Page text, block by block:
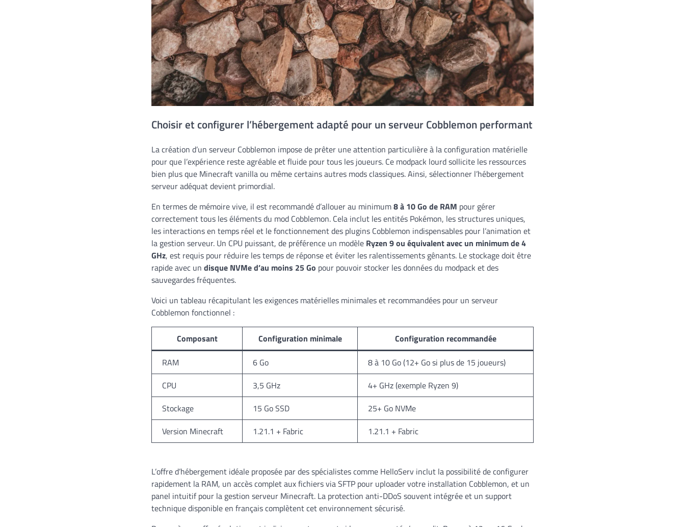
Choisir et configurer l’hébergement adapté pour un serveur Cobblemon performant
La création d’un serveur Cobblemon impose de prêter une attention particulière à la configuration matérielle
pour que l’expérience reste agréable et fluide pour tous les joueurs. Ce modpack lourd sollicite les ressources
bien plus que Minecraft vanilla ou même certains autres mods classiques. Ainsi, sélectionner l’hébergement
serveur adéquat devient primordial.
En termes de mémoire vive, il est recommandé d’allouer au minimum8 à 10 Go de RAM pour gérer
correctement tous les éléments du mod Cobblemon. Cela inclut les entités Pokémon, les structures uniques,
les interactions en temps réel et le fonctionnement des plugins Cobblemon indispensables pour l’animation et
la gestion serveur. Un CPU puissant, de préférence un modèle Ryzen 9 ou équivalent avec un minimum de 4
GHz, est requis pour réduire les temps de réponse et éviter les ralentissements gênants. Le stockage doit être
rapide avec un disque NVMe d’au moins 25 Go pour pouvoir stocker les données du modpack et des
sauvegardes fréquentes.
Voici un tableau récapitulant les exigences matérielles minimales et recommandées pour un serveur
Cobblemon fonctionnel :
Composant Configuration minimale
Configuration recommandée
RAM
6 Go
8 à 10 Go (12+ Go si plus de 15 joueurs)
CPU
3,5 GHz
4+ GHz (exemple Ryzen 9)
Stockage
15 Go SSD
25+ Go NVMe
Version Minecraft
1.21.1 + Fabric 1.21.1 + Fabric
L’offre d’hébergement idéale proposée par des spécialistes comme HelloServ inclut la possibilité de configurer
rapidement la RAM, un accès complet aux fichiers via SFTP pour uploader votre installation Cobblemon, et un
panel intuitif pour la gestion serveur Minecraft. La protection anti-DDoS souvent intégrée et un support
technique disponible en français complètent cet environnement sécurisé.